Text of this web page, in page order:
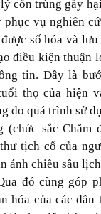
côn trùng gây
vụ nghiên
số hóa và lưu
điều kiện thuận
tin. Đây là
thọ của hiện
do quá trình sử
(chức sắc Chăm
tịch cổ của
ánh chiều sâu
đó cùng góp
hóa của các dân